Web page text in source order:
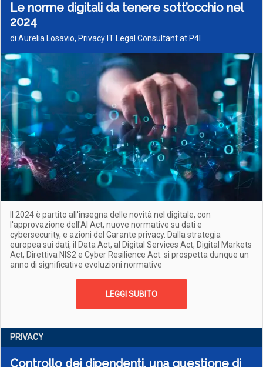
Le norme digitali da tenere sott’occhio nel
2024
di Aurelia Losavio, Privacy IT Legal Consultant at P4I
Il 2024 è partito all'insegna delle novità nel digitale, con
l'approvazione dell'AI Act, nuove normative su dati e
cybersecurity, e azioni del Garante privacy. Dalla strategia
europea sui dati, il Data Act, al Digital Services Act, Digital Markets
Act, Direttiva NIS2 e Cyber Resilience Act: si prospetta dunque un
anno di significative evoluzioni normative
LEGGI SUBITO
PRIVACY
Controllo dei dipendenti, una questione di